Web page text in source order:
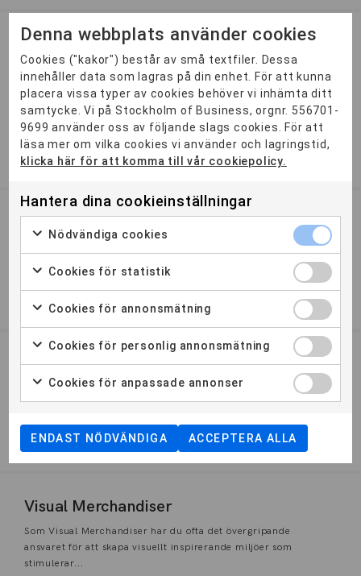
Management inom hotell och
besöksnäringen
Ansökan öppen
Vår systerskola Travel Education Centre erbjuder YH-
programmet - Management inom hotell och besöksnäringen.
Speciellt fr...
1,5 ÅR STOCKHOLM
Account Manager
kompetens som företag efterfrågar för att skapa affärer och
2 ÅR STOCKHOLM MALMÖ GÖTEBORG
Payroll Business Partner
För dig som vill ha en nyckelroll inom affärsekonomi,
lönehantering och personaladministration. Du lär dig att
förstå oc...
Visual Merchandiser
Som Visual Merchandiser har du ofta det övergripande
ansvaret för att skapa visuellt inspirerande miljöer som
stimulerar...
Denna webbplats använder cookies
Cookies ("kakor") består av små textfiler. Dessa
innehåller data som lagras på din enhet. För att kunna
placera vissa typer av cookies behöver vi inhämta ditt
samtycke. Vi på Stockholm of Business, orgnr. 556701-
9699 använder oss av följande slags cookies. För att
läsa mer om vilka cookies vi använder och lagringstid,
klicka här för att komma till vår cookiepolicy.
Hantera dina cookieinställningar
Nödvändiga cookies
Cookies för statistik
Cookies för annonsmätning
Cookies för personlig annonsmätning
Cookies för anpassade annonser
ENDAST NÖDVÄNDIGA ACCEPTERA ALLA